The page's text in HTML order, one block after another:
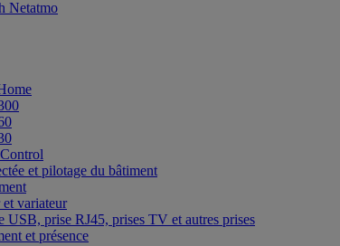
Netatmo
et pilotage du bâtiment
variateur
USB, prise RJ45, prises TV et autres prises
et présence